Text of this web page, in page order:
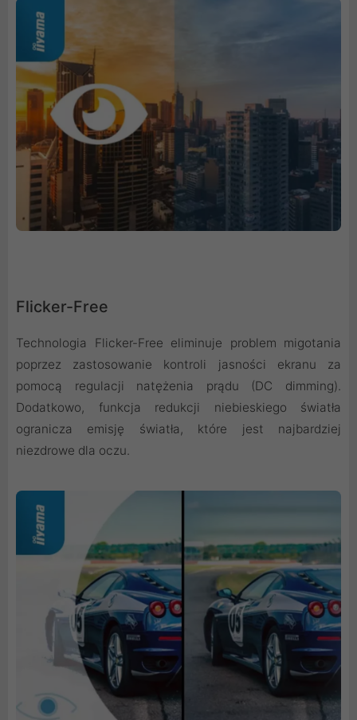
Flicker-Free
Technologia Flicker-Free eliminuje problem migotania
poprzez zastosowanie kontroli jasności ekranu za
pomocą regulacji natężenia prądu (DC dimming).
Dodatkowo, funkcja redukcji niebieskiego światła
ogranicza emisję światła, które jest najbardziej
niezdrowe dla oczu.